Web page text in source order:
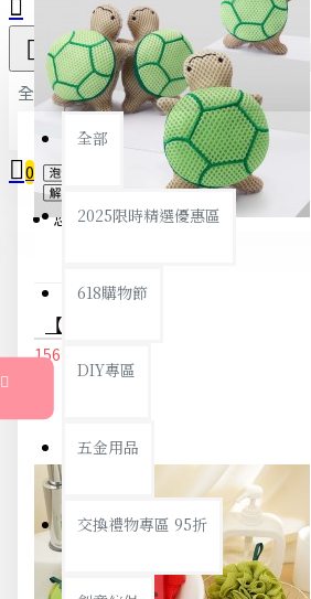
全部
全部
2025限時精選優惠區
618購物節
DIY專區
五金用品
交換禮物專區 95折
0
您的購物車內沒有商品！
156元